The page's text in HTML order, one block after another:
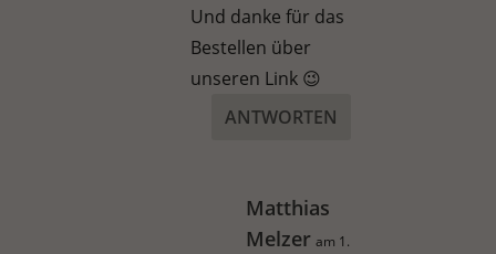
Und danke für das
Bestellen über
unseren Link 😉
ANTWORTEN
Matthias
Melzer am 1.